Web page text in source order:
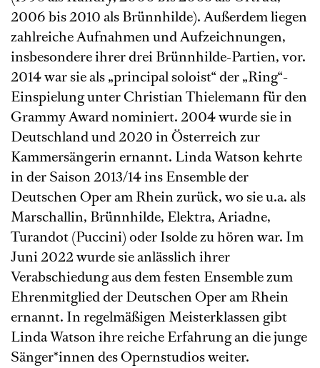
2006 bis 2010 als Brünnhilde). Außerdem liegen
zahlreiche Aufnahmen und Aufzeichnungen,
insbesondere ihrer drei Brünnhilde-Partien, vor.
2014 war sie als „principal soloist“ der „Ring“-
Einspielung unter Christian Thielemann für den
Grammy Award nominiert. 2004 wurde sie in
Deutschland und 2020 in Österreich zur
Kammersängerin ernannt. Linda Watson kehrte
in der Saison 2013/14 ins Ensemble der
Deutschen Oper am Rhein zurück, wo sie u.a. als
Marschallin, Brünnhilde, Elektra, Ariadne,
Turandot (Puccini) oder Isolde zu hören war. Im
Juni 2022 wurde sie anlässlich ihrer
Verabschiedung aus dem festen Ensemble zum
Ehrenmitglied der Deutschen Oper am Rhein
ernannt. In regelmäßigen Meisterklassen gibt
Linda Watson ihre reiche Erfahrung an die junge
Sänger*innen des Opernstudios weiter.